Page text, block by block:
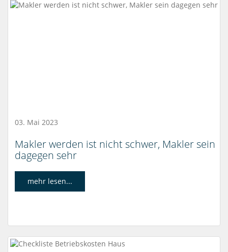
03. Mai 2023
Makler werden ist nicht schwer, Makler sein
dagegen sehr
mehr lesen...